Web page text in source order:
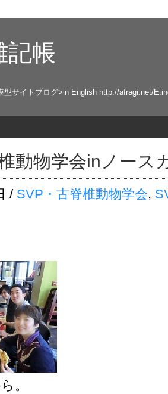
記帳
型サイトブログ>in English http://afragi.net/
動物学会inノー
/ SVP・古脊椎動物学会,
。